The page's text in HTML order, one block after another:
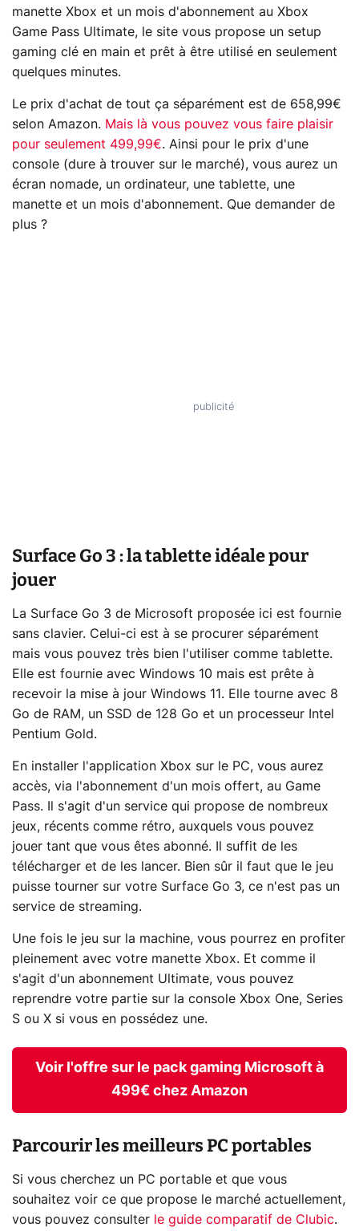
manette Xbox et un mois d'abonnement au Xbox
Game Pass Ultimate, le site vous propose un setup
gaming clé en main et prêt à être utilisé en seulement
quelques minutes.
Le prix d'achat de tout ça séparément est de 658,99€
selon Amazon. Mais là vous pouvez vous faire plaisir
pour seulement 499,99€. Ainsi pour le prix d'une
console (dure à trouver sur le marché), vous aurez un
écran nomade, un ordinateur, une tablette, une
manette et un mois d'abonnement. Que demander de
plus ?
Surface Go 3 : la tablette idéale pour
jouer
La Surface Go 3 de Microsoft proposée ici est fournie
sans clavier. Celui-ci est à se procurer séparément
mais vous pouvez très bien l'utiliser comme tablette.
Elle est fournie avec Windows 10 mais est prête à
recevoir la mise à jour Windows 11. Elle tourne avec 8
Go de RAM, un SSD de 128 Go et un processeur Intel
Pentium Gold.
En installer l'application Xbox sur le PC, vous aurez
accès, via l'abonnement d'un mois offert, au Game
Pass. Il s'agit d'un service qui propose de nombreux
jeux, récents comme rétro, auxquels vous pouvez
jouer tant que vous êtes abonné. Il suffit de les
télécharger et de les lancer. Bien sûr il faut que le jeu
puisse tourner sur votre Surface Go 3, ce n'est pas un
service de streaming.
Une fois le jeu sur la machine, vous pourrez en profiter
pleinement avec votre manette Xbox. Et comme il
s'agit d'un abonnement Ultimate, vous pouvez
reprendre votre partie sur la console Xbox One, Series
S ou X si vous en possédez une.
Voir l'offre sur le pack gaming Microsoft à
499€ chez Amazon
Parcourir les meilleurs PC portables
Si vous cherchez un PC portable et que vous
souhaitez voir ce que propose le marché actuellement,
vous pouvez consulter le guide comparatif de Clubic.